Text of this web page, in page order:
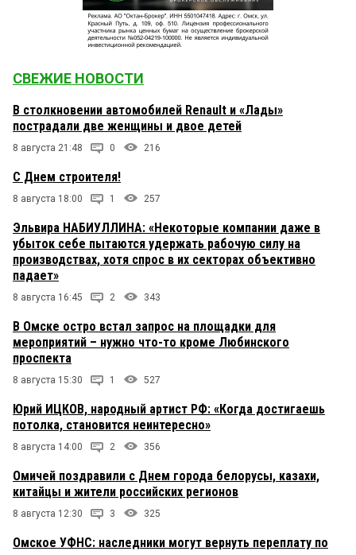
СВЕЖИЕ НОВОСТИ
В столкновении автомобилей Renault и «Лады»
пострадали две женщины и двое детей
8 августа 21:48 0 216
С Днем строителя!
8 августа 18:00 1 257
Эльвира НАБИУЛЛИНА: «Некоторые компании даже в
убыток себе пытаются удержать рабочую силу на
производствах, хотя спрос в их секторах объективно
падает»
8 августа 16:45 2 343
В Омске остро встал запрос на площадки для
мероприятий – нужно что-то кроме Любинского
проспекта
8 августа 15:30 1 527
Юрий ИЦКОВ, народный артист РФ: «Когда достигаешь
потолка, становится неинтересно»
8 августа 14:00 2 356
Омичей поздравили с Днем города белорусы, казахи,
китайцы и жители российских регионов
8 августа 12:30 3 325
Омское УФНС: наследники могут вернуть переплату по